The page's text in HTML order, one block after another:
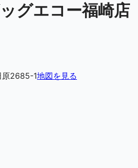
グエコー福崎店
原2685-1地図を見る